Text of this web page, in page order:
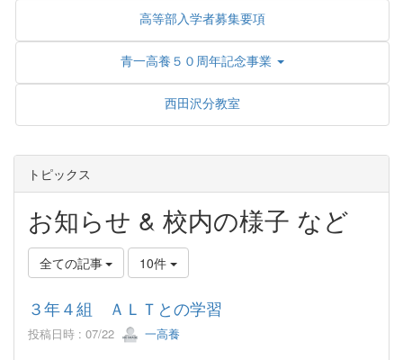
高等部入学者募集要項
青一高養５０周年記念事業
西田沢分教室
トピックス
お知らせ & 校内の様子 など
全ての記事 10件
３年４組 ＡＬＴとの学習
投稿日時 : 07/22 一高養